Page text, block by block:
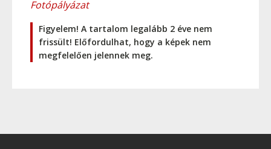
Fotópályázat
Figyelem! A tartalom legalább 2 éve nem
frissült! Előfordulhat, hogy a képek nem
megfelelően jelennek meg.